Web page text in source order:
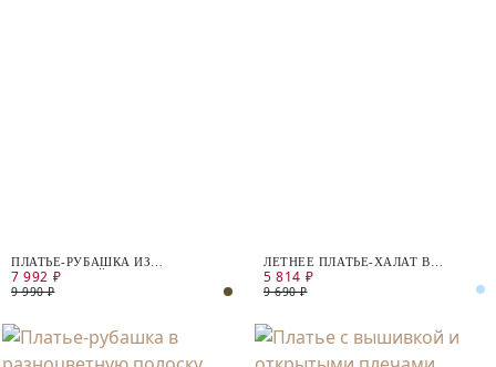
ПЛАТЬЕ-РУБАШКА ИЗ
НАТУРАЛЬНОЙ ТКАНИ
7 992 ₽
9 990 ₽
ЛЕТНЕЕ ПЛАТЬЕ-ХАЛАТ В
ПОЛОСКУ
5 814 ₽
9 690 ₽